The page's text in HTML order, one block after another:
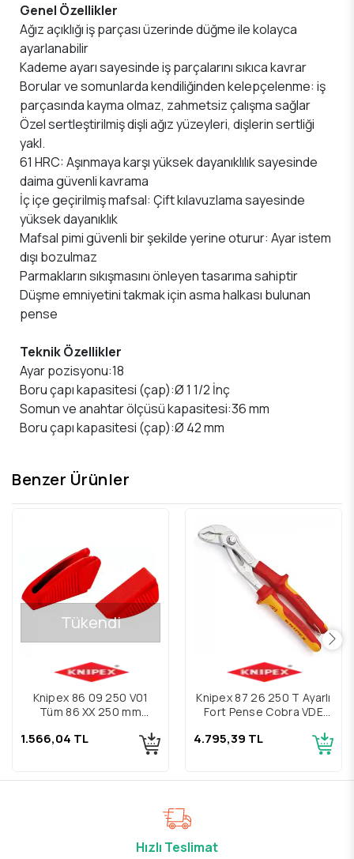
Genel Özellikler
Ağız açıklığı iş parçası üzerinde düğme ile kolayca
ayarlanabilir
Kademe ayarı sayesinde iş parçalarını sıkıca kavrar
Borular ve somunlarda kendiliğinden kelepçelenme: iş
parçasında kayma olmaz, zahmetsiz çalışma sağlar
Özel sertleştirilmiş dişli ağız yüzeyleri, dişlerin sertliği
yakl.
61 HRC: Aşınmaya karşı yüksek dayanıklılık sayesinde
daima güvenli kavrama
İç içe geçirilmiş mafsal: Çift kılavuzlama sayesinde
yüksek dayanıklık
Mafsal pimi güvenli bir şekilde yerine oturur: Ayar istem
dışı bozulmaz
Parmakların sıkışmasını önleyen tasarıma sahiptir
Düşme emniyetini takmak için asma halkası bulunan
pense
Teknik Özellikler
Ayar pozisyonu:18
Boru çapı kapasitesi (çap):Ø 1 1/2 İnç
Somun ve anahtar ölçüsü kapasitesi:36 mm
Boru çapı kapasitesi (çap):Ø 42 mm
Benzer Ürünler
Tükendi
Knipex 86 09 250 V01
Tüm 86 XX 250 mm
Plastik Çene
1.566,04 TL
Knipex 87 26 250 T Ayarlı
Fort Pense Cobra VDE
4.795,39 TL
Hızlı Teslimat